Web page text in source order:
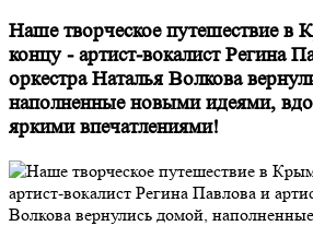
Наше творческое путешествие
концу - артист-вокалист Регина
оркестра Наталья Волкова
наполненные новыми идеями,
яркими впечатлениями!